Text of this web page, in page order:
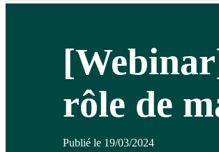
rôle de
Publié le 19/03/2024